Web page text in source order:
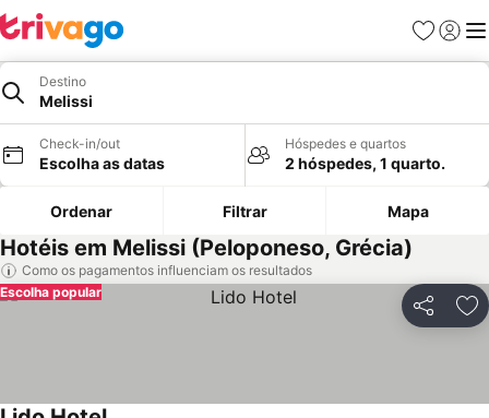
Favoritos
Iniciar
Destino
Melissi
Check-in/out
Escolha as datas
Hóspedes e quartos
2 hóspedes, 1 quarto.
Ordenar Filtrar Mapa
Hotéis em Melissi (Peloponeso, Grécia)
Como os pagamentos influenciam os resultados
Partilhar
Escolha popular